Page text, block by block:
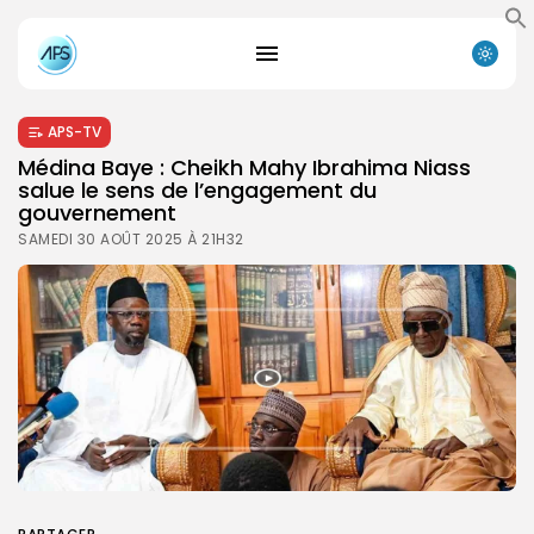
APS-TV
Médina Baye : Cheikh Mahy Ibrahima Niass
salue le sens de l’engagement du
gouvernement
SAMEDI 30 AOÛT 2025 À 21H32